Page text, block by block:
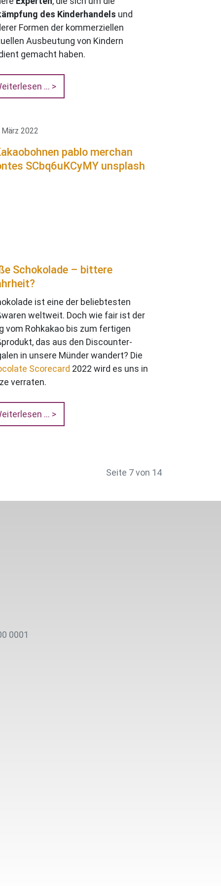
des Kinderhandels und
Formen der kommerziellen
Ausbeutung von Kindern
gemacht haben.
…
März 2022
Schokolade – bittere
ist eine der beliebtesten
weltweit. Doch wie fair ist der
vom Rohkakao bis zum fertigen
das aus den Discounter-
in unsere Münder wandert? Die
Scorecard 2022 wird es uns in
verraten.
…
Seite 7 von 14
0001